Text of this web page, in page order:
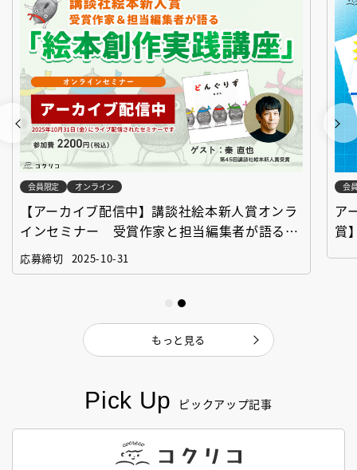
Pick Up ピックアップ記事
会員限定 オンライン
【アーカイブ配信中】講談社絵本新人賞オンラ
インセミナー 受賞作家と担当編集者が語る
「絵本創作実践講座」
応募締切 2025-10-31
会
ア
賞
もっと見る